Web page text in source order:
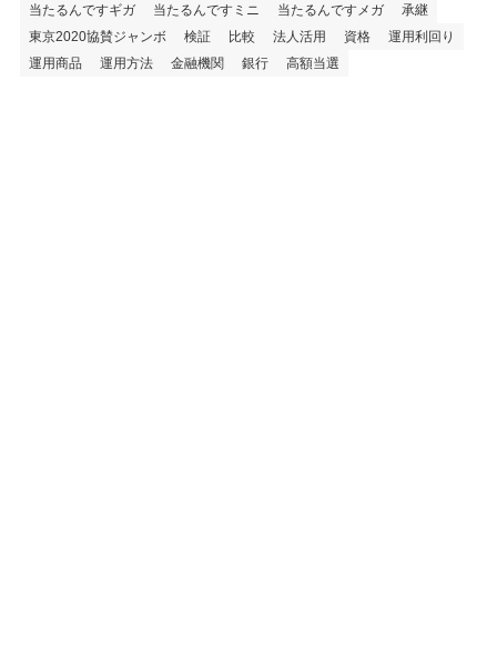
当たるんですギガ
当たるんですミニ 当たるんですメガ
承継
東京2020協賛ジャンボ
検証 比較 法人活用 資格
運用利回り
運用商品
運用方法 金融機関 銀行 高額当選